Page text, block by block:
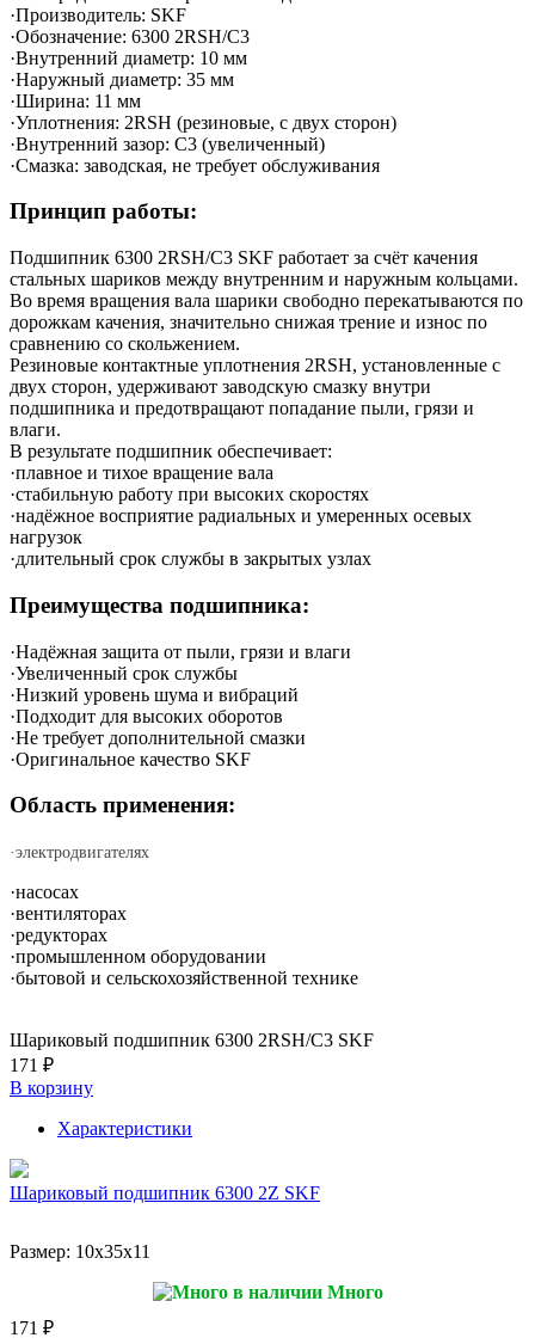
·Производитель: SKF
·Обозначение: 6300 2RSH/C3
·Внутренний диаметр: 10 мм
·Наружный диаметр: 35 мм
·Ширина: 11 мм
·Уплотнения: 2RSH (резиновые, с двух сторон)
·Внутренний зазор: C3 (увеличенный)
·Смазка: заводская, не требует обслуживания
Принцип работы:
Подшипник 6300 2RSH/C3 SKF работает за счёт качения
стальных шариков между внутренним и наружным кольцами.
Во время вращения вала шарики свободно перекатываются по
дорожкам качения, значительно снижая трение и износ по
сравнению со скольжением.
Резиновые контактные уплотнения 2RSH, установленные с
двух сторон, удерживают заводскую смазку внутри
подшипника и предотвращают попадание пыли, грязи и
влаги.
В результате подшипник обеспечивает:
·плавное и тихое вращение вала
·стабильную работу при высоких скоростях
·надёжное восприятие радиальных и умеренных осевых
нагрузок
·длительный срок службы в закрытых узлах
Преимущества подшипника:
·Надёжная защита от пыли, грязи и влаги
·Увеличенный срок службы
·Низкий уровень шума и вибраций
·Подходит для высоких оборотов
·Не требует дополнительной смазки
·Оригинальное качество SKF
Область применения:
·электродвигателях
·насосах
·вентиляторах
·редукторах
·промышленном оборудовании
·бытовой и сельскохозяйственной технике
Шариковый подшипник 6300 2RSH/C3 SKF
171 ₽
В корзину
Характеристики
Шариковый подшипник 6300 2Z SKF
Размер: 10x35x11
Много
171 ₽